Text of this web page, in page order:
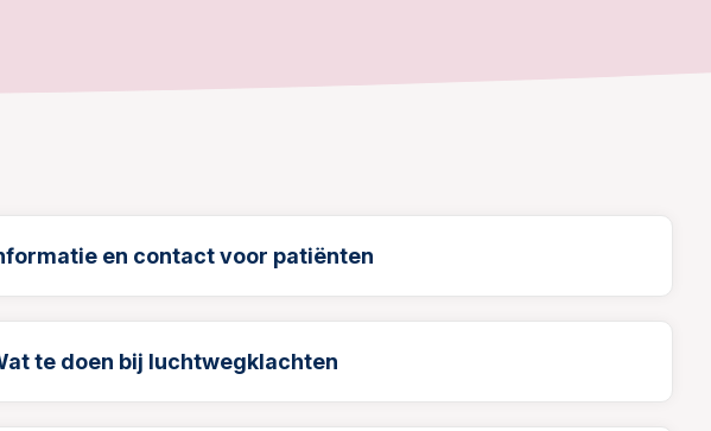
en contact voor patiënten
te doen bij luchtwegklachten